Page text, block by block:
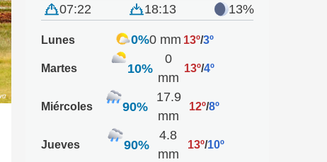
07:22 18:13 13%
Lunes 0%0 mm 13º/3º
Martes 10%
0
mm
13º/4º
Miércoles 90%
17.9
mm
12º/8º
Jueves 90%
4.8
mm
13º/10º